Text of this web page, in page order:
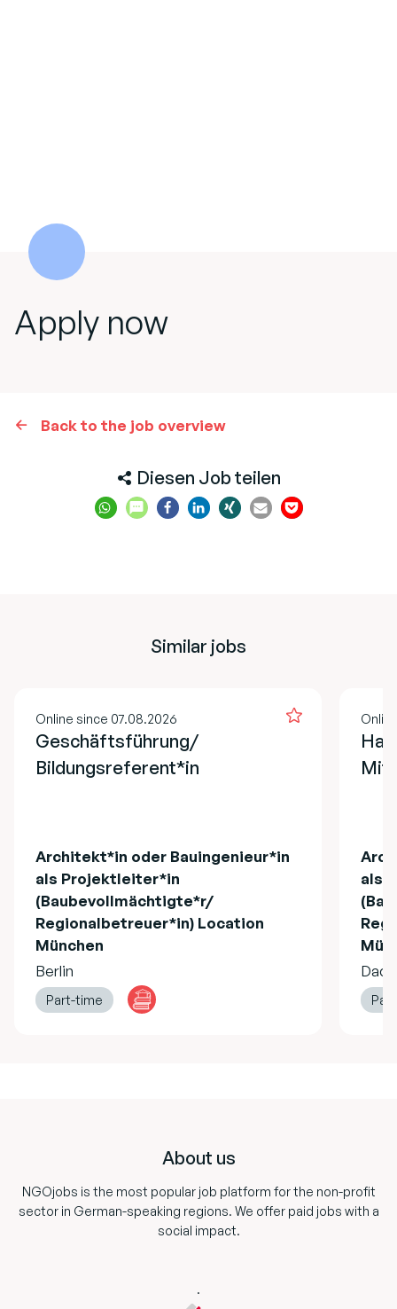
Apply now
Back to the job overview
Diesen Job teilen
Similar jobs
Online since 07.08.2026
Geschäftsführung/
Bildungsreferent*in
Architekt*in oder Bauingenieur*in
als Projektleiter*in
(Baubevollmächtigte*r/
Regionalbetreuer*in) Location
München
Berlin
Part-time
als
About us
NGOjobs is the most popular job platform for the non-profit
sector in German-speaking regions. We offer paid jobs with a
social impact.
.